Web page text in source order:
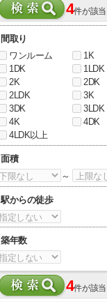
4件が該当
間取り
ワンルーム
1K
1DK
1LDK
2K
2DK
2LDK
3K
3DK
3LDK
4K
4DK
4LDK以上
面積
～
駅からの徒歩
築年数
4件が該当